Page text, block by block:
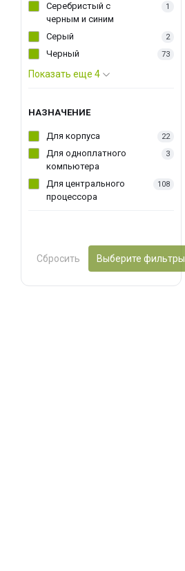
Серебристый с
черным и синим
1
Серый 2
Черный 73
Показать еще 4
НАЗНАЧЕНИЕ
Для корпуса 22
Для одноплатного
компьютера
3
Для центрального
процессора
108
Сбросить Выберите фильтры